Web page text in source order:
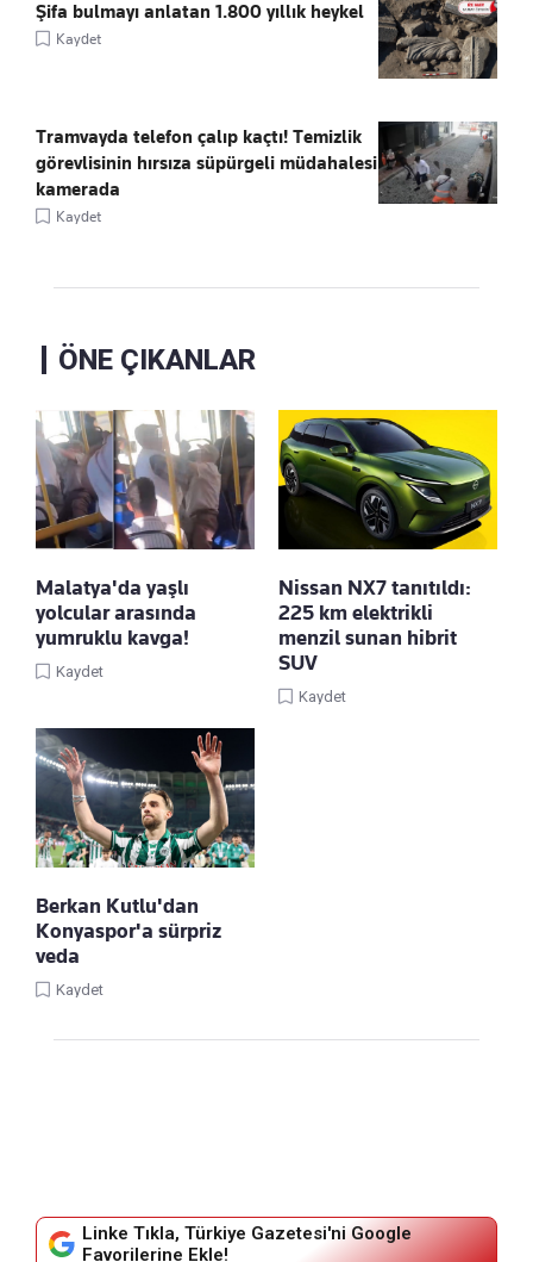
Şifa bulmayı anlatan 1.800 yıllık heykel
Kaydet
Tramvayda telefon çalıp kaçtı! Temizlik
görevlisinin hırsıza süpürgeli müdahalesi
kamerada
Kaydet
ÖNE ÇIKANLAR
Malatya'da yaşlı
yolcular arasında
yumruklu kavga!
Kaydet
Nissan NX7 tanıtıldı:
225 km elektrikli
menzil sunan hibrit
SUV
Kaydet
Berkan Kutlu'dan
Konyaspor'a sürpriz
veda
Kaydet
Linke Tıkla, Türkiye Gazetesi'ni Google
Favorilerine Ekle!